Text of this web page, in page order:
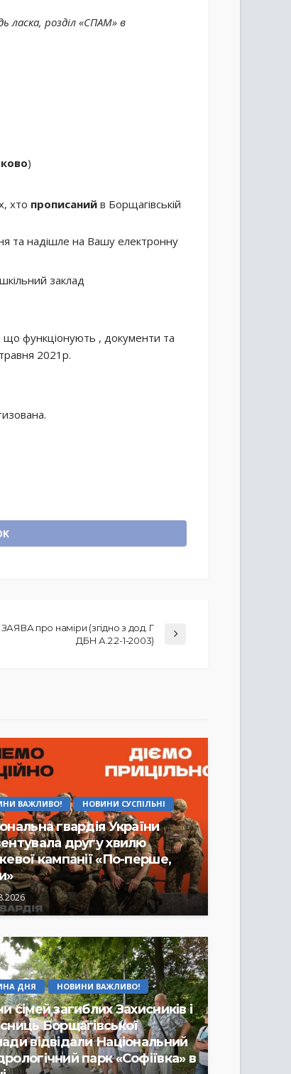
ласка, розділ «СПАМ» в
)
хто прописаний в Борщагівській
та надішле на Вашу електронну
заклад
що функціонують , документи та
2021р.
ЗАЯВА про наміри (згідно з дод. Г
ДБН А.2.2-1-2003)
ВАЖЛИВО! НОВИНИ СУСПІЛЬНІ
гвардія України
другу хвилю
кампанії «По-перше,
ДНЯ НОВИНИ ВАЖЛИВО!
сімей загиблих Захисників і
Борщагівської
відвідали Національний
парк «Софіївка» в